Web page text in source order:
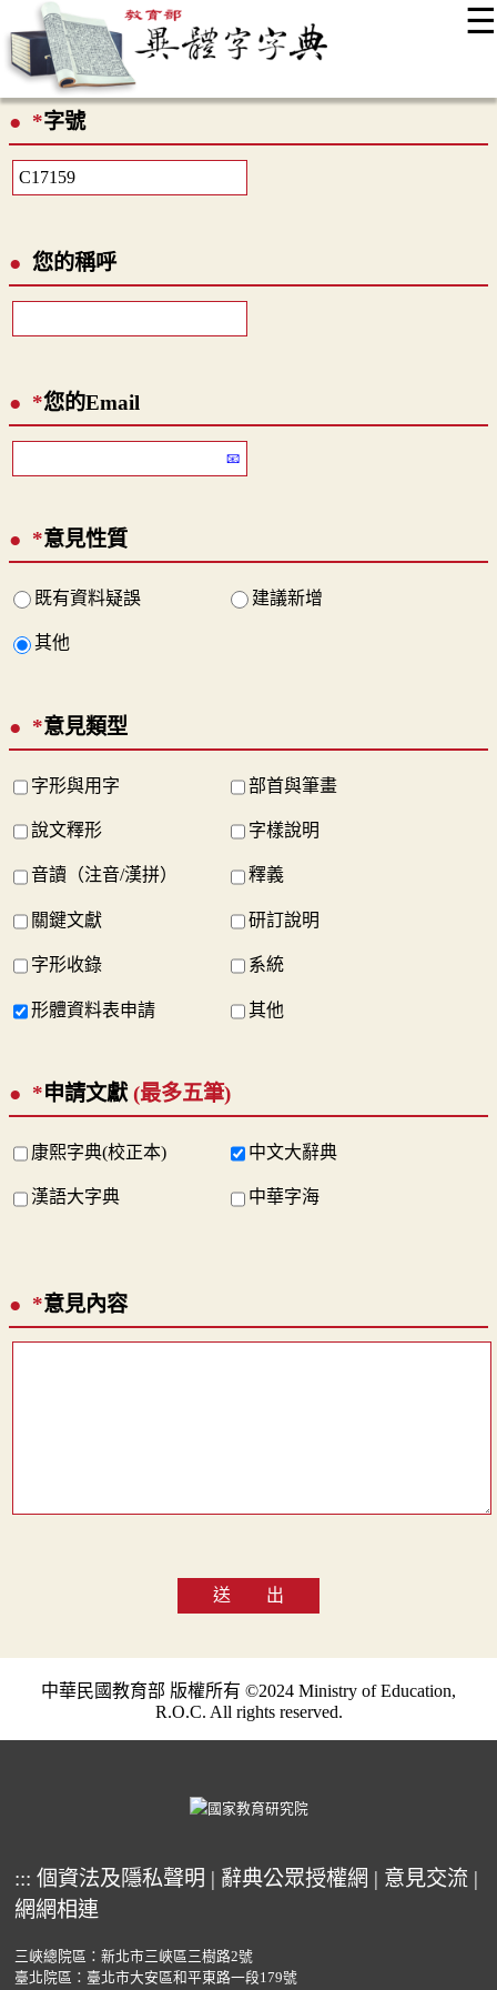
☰
最新消息
*字號
您的稱呼
*您的Email
*意見性質
既有資料疑誤 建議新增
其他
*意見類型
字形與用字 部首與筆畫
說文釋形 字樣說明
音讀（注音/漢拼） 釋義
關鍵文獻 研訂說明
字形收錄 系統
形體資料表申請 其他
*申請文獻(最多五筆)
康熙字典(校正本) 中文大辭典
漢語大字典 中華字海
*意見內容
送 出
中華民國教育部 版權所有 ©2024 Ministry of Education,
R.O.C. All rights reserved.
::: 個資法及隱私聲明 | 辭典公眾授權網 | 意見交流 |
網網相連
三峽總院區：新北市三峽區三樹路2號
臺北院區：臺北市大安區和平東路一段179號